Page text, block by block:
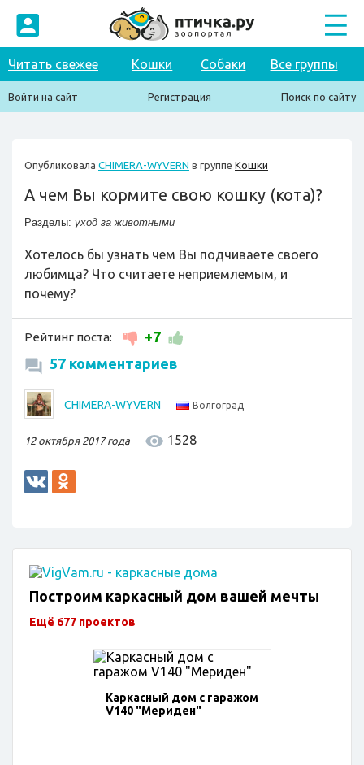
Читать свежее Кошки Собаки Все группы
Войти на сайт Регистрация Поиск по сайту
Опубликовала CHIMERA-WYVERN в группе Кошки
А чем Вы кормите свою кошку (кота)?
Разделы: уход за животными
Хотелось бы узнать чем Вы подчиваете своего
любимца? Что считаете неприемлемым, и
почему?
Рейтинг поста:
+7
57 комментариев
CHIMERA-WYVERN Волгоград
12 октября 2017 года 1528
Построим каркасный дом вашей мечты
Ещё 677 проектов
Каркасный дом с гаражом
V140 "Мериден"